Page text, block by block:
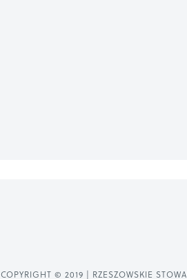
COPYRIGHT © 2019 | RZESZOWSKIE